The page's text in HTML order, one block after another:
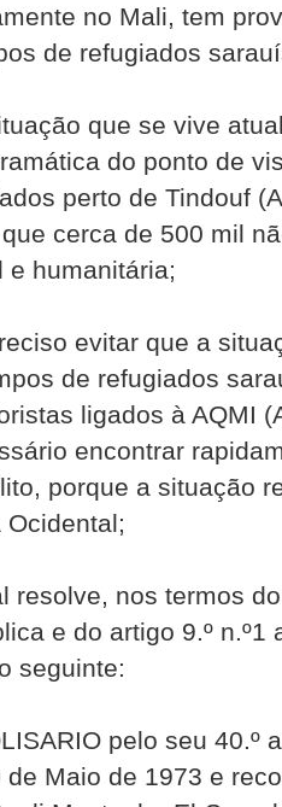
no Mali, tem
de refugiados
que se vive
do ponto de
perto de Tindouf
cerca de 500 mil
e humanitária;
evitar que a
de refugiados
ligados à AQMI
encontrar
porque a situação
Ocidental;
resolve, nos termos
e do artigo 9.º n.º1
seguinte:
pelo seu 40.º
Maio de 1973 e